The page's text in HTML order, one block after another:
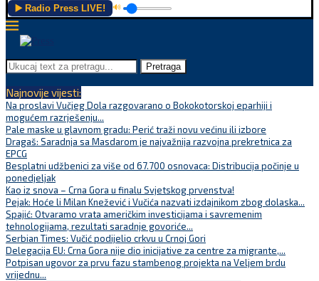
▶️ Radio Press LIVE! 🔊
Pretraga
Najnovije vijesti:
Na proslavi Vučjeg Dola razgovarano o Bokokotorskoj eparhiji i
mogućem razrješenju...
Pale maske u glavnom gradu: Perić traži novu većinu ili izbore
Dragaš: Saradnja sa Masdarom je najvažnija razvojna prekretnica za
EPCG
Besplatni udžbenici za više od 67.700 osnovaca: Distribucija počinje u
ponedjeljak
Kao iz snova – Crna Gora u finalu Svjetskog prvenstva!
Pejak: Hoće li Milan Knežević i Vučića nazvati izdajnikom zbog dolaska...
Spajić: Otvaramo vrata američkim investicijama i savremenim
tehnologijama, rezultati saradnje govoriće...
Serbian Times: Vučić podijelio crkvu u Crnoj Gori
Delegacija EU: Crna Gora nije dio inicijative za centre za migrante,...
Potpisan ugovor za prvu fazu stambenog projekta na Veljem brdu
vrijednu...